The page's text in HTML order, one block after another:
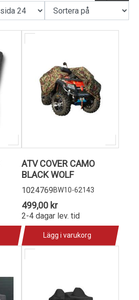
Kundservice
ATV COVER CAMO
BLACK WOLF
1024769BW10-62143
499,00 kr
2-4 dagar lev. tid
Lägg i varukorg